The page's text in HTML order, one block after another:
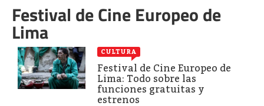
Festival de Cine Europeo de
Lima
CULTURA
Festival de Cine Europeo de
Lima: Todo sobre las
funciones gratuitas y
estrenos